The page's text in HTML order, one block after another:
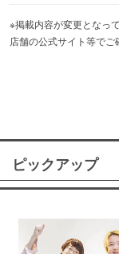
※掲載内容が変更となっ
店舗の公式サイト等でご
ピックアップ